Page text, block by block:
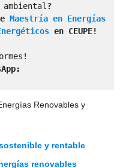
?
Maestría en Energías
en CEUPE!
Renovables y
y rentable
renovables